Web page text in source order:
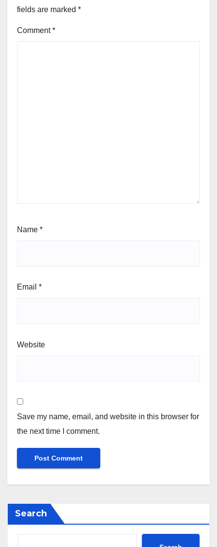
fields are marked *
Comment*
Name *
Email *
Website
Save my name, email, and website in this browser for
the next time I comment.
Search